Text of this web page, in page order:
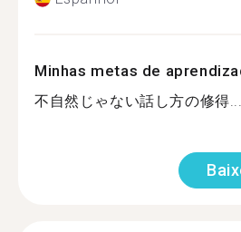
Minhas metas de
不自然じゃない話し方の修得...